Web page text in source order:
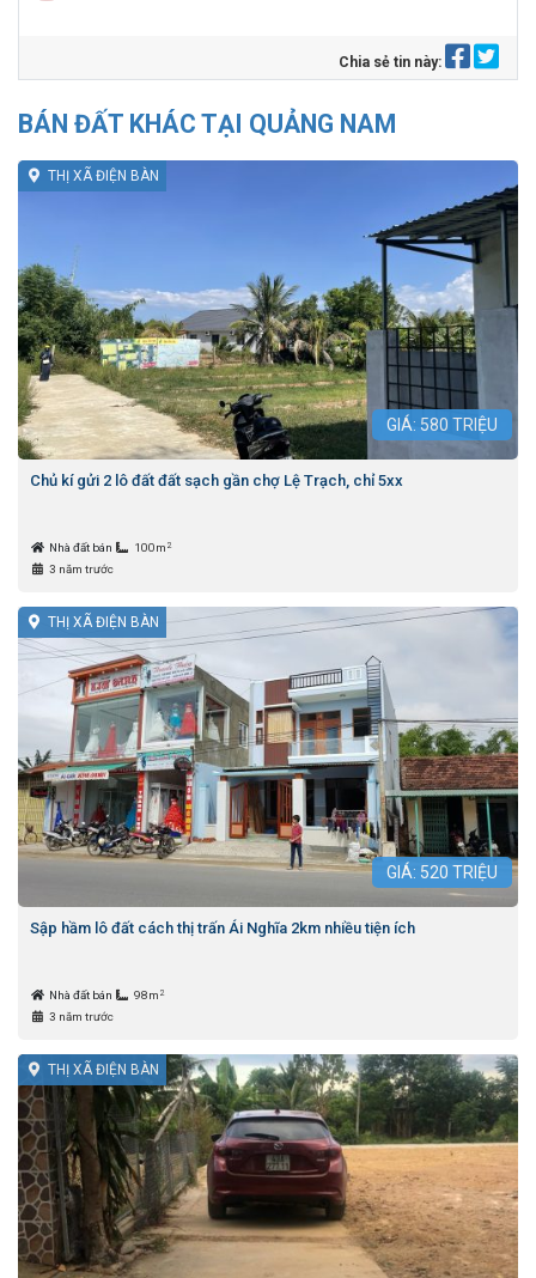
Chia sẻ tin này:
BÁN ĐẤT KHÁC TẠI QUẢNG NAM
THỊ XÃ ĐIỆN BÀN
GIÁ: 580 TRIỆU
Chủ kí gửi 2 lô đất đất sạch gần chợ Lệ Trạch, chỉ 5xx
Nhà đất bán 100m 2
3 năm trước
THỊ XÃ ĐIỆN BÀN
GIÁ: 520 TRIỆU
Sập hầm lô đất cách thị trấn Ái Nghĩa 2km nhiều tiện ích
Nhà đất bán 98m 2
3 năm trước
THỊ XÃ ĐIỆN BÀN